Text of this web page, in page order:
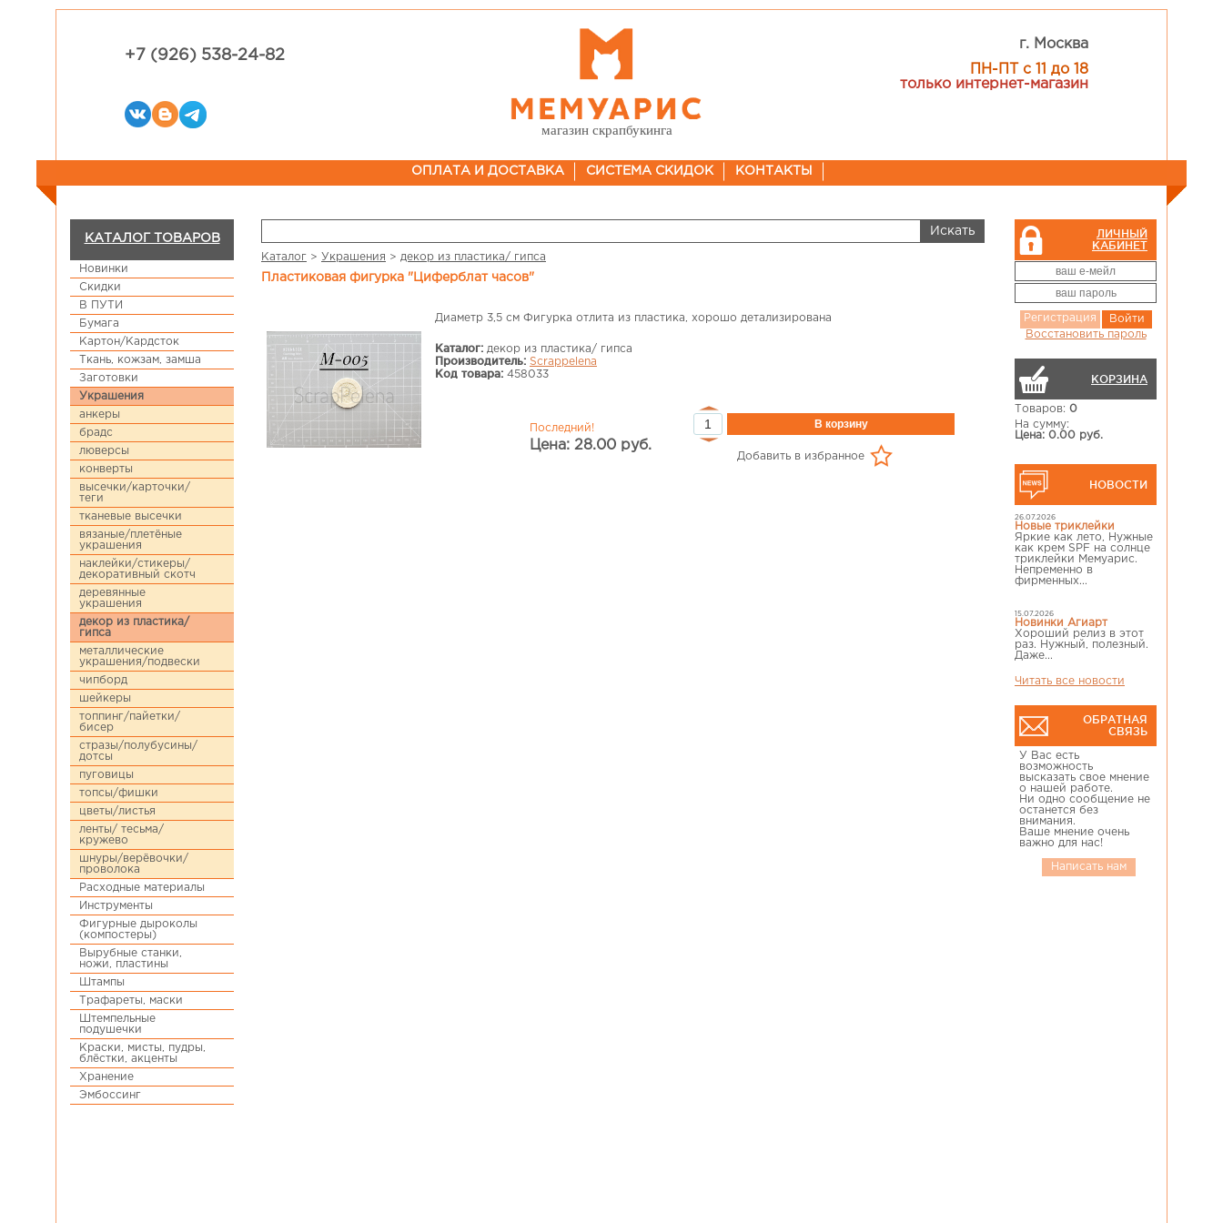
+7 (926) 538-24-82
магазин скрапбукинга
г. Москва
ПН-ПТ с 11 до 18
только интернет-магазин
ОПЛАТА И ДОСТАВКА СИСТЕМА СКИДОК КОНТАКТЫ
КАТАЛОГ ТОВАРОВ
Новинки
Скидки
В ПУТИ
Бумага
Картон/Кардсток
Ткань, кожзам, замша
Заготовки
Украшения
анкеры
брадс
люверсы
конверты
высечки/карточки/
теги
тканевые высечки
вязаные/плетёные
украшения
наклейки/стикеры/
декоративный скотч
деревянные
украшения
декор из пластика/
гипса
металлические
украшения/подвески
чипборд
шейкеры
топпинг/пайетки/
бисер
стразы/полубусины/
дотсы
пуговицы
топсы/фишки
цветы/листья
ленты/ тесьма/
кружево
шнуры/верёвочки/
проволока
Расходные материалы
Инструменты
Фигурные дыроколы
(компостеры)
Вырубные станки,
ножи, пластины
Штампы
Трафареты, маски
Штемпельные
подушечки
Краски, мисты, пудры,
блёстки, акценты
Хранение
Эмбоссинг
ЛИЧНЫЙ
КАБИНЕТ
Регистрация
Войти
Восстановить пароль
КОРЗИНА
Товаров: 0
На сумму:
Цена: 0.00 руб.
НОВОСТИ
26.07.2026
Новые триклейки
Яркие как лето, Нужные
как крем SPF на солнце
триклейки Мемуарис.
Непременно в
фирменных...
15.07.2026
Новинки Агиарт
Хороший релиз в этот
раз. Нужный, полезный.
Даже...
Читать все новости
ОБРАТНАЯ
СВЯЗЬ
У Вас есть
возможность
высказать свое мнение
о нашей работе.
Ни одно сообщение не
останется без
внимания.
Ваше мнение очень
важно для нас!
Написать нам
Каталог > Украшения > декор из пластика/ гипса
Пластиковая фигурка "Циферблат часов"
Диаметр 3,5 см Фигурка отлита из пластика, хорошо детализирована
Каталог: декор из пластика/ гипса
Производитель: Scrappelena
Код товара: 458033
Последний!
Цена: 28.00 руб.
Добавить в избранное